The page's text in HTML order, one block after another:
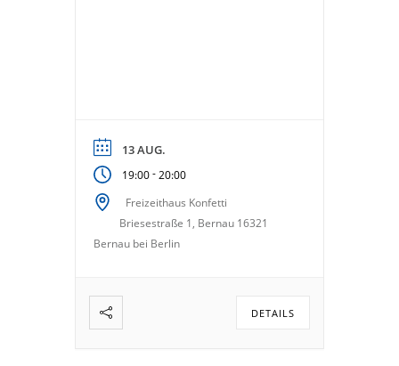
13 AUG.
19:00- 20:00
Freizeithaus Konfetti
Briesestraße 1, Bernau 16321
Bernau bei Berlin
DETAILS